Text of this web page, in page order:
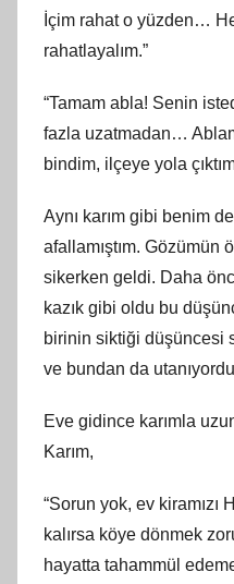
İçim rahat o yüzden…
rahatlayalım.”
“Tamam abla! Senin
fazla uzatmadan…
bindim, ilçeye yola
Aynı karım gibi benim
afallamıştım. Gözümün
sikerken geldi. Daha
kazık gibi oldu bu
birinin siktiği düşüncesi
ve bundan da
Eve gidince karımla
Karım,
“Sorun yok, ev kiramızı
kalırsa köye dönmek
hayatta tahammül